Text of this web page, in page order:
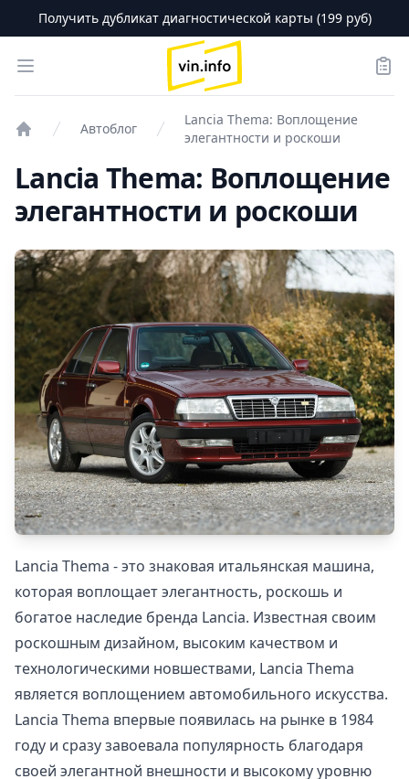
Получить дубликат диагностической карты (199 руб)
Open menu
logo
Автоблог
Lancia Thema: Воплощение
элегантности и роскоши
Lancia Thema: Воплощение
элегантности и роскоши
Lancia Thema - это знаковая итальянская машина,
которая воплощает элегантность, роскошь и
богатое наследие бренда Lancia. Известная своим
роскошным дизайном, высоким качеством и
технологическими новшествами, Lancia Thema
является воплощением автомобильного искусства.
Lancia Thema впервые появилась на рынке в 1984
году и сразу завоевала популярность благодаря
своей элегантной внешности и высокому уровню